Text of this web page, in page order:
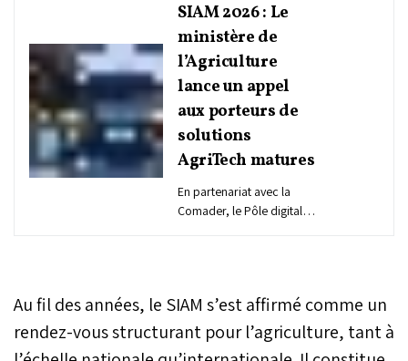
SIAM 2026 : Le
ministère de
l’Agriculture
lance un appel
aux porteurs de
solutions
AgriTech matures
En partenariat avec la
Comader, le Pôle digital
manifestation d’intérêt
international pour mettre
en lumière les solutions
Au fil des années, le SIAM s’est affirmé comme un
rendez-vous structurant pour l’agriculture, tant à